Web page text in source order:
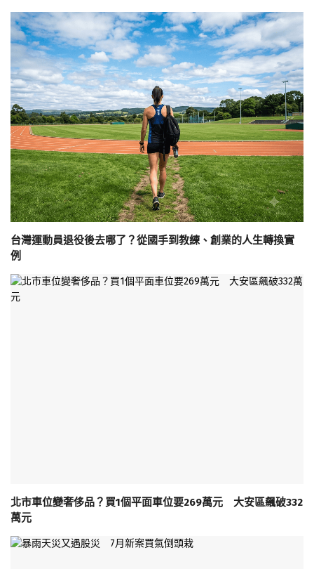
台灣運動員退役後去哪了？從國手到教練、創業的人生轉換實
例
北市車位變奢侈品？買1個平面車位要269萬元 大安區飆破332
萬元